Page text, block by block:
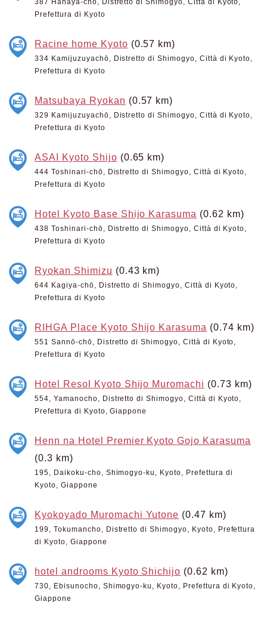
Prefettura di Kyoto
Racine home Kyoto (0.57 km)
334 Kamijuzuyachō, Distretto di Shimogyo, Città di Kyoto,
Prefettura di Kyoto
Matsubaya Ryokan (0.57 km)
329 Kamijuzuyachō, Distretto di Shimogyo, Città di Kyoto,
Prefettura di Kyoto
ASAI Kyoto Shijo (0.65 km)
444 Toshinari-chō, Distretto di Shimogyo, Città di Kyoto,
Prefettura di Kyoto
Hotel Kyoto Base Shijo Karasuma (0.62 km)
438 Toshinari-chō, Distretto di Shimogyo, Città di Kyoto,
Prefettura di Kyoto
Ryokan Shimizu (0.43 km)
644 Kagiya-chō, Distretto di Shimogyo, Città di Kyoto,
Prefettura di Kyoto
RIHGA Place Kyoto Shijo Karasuma (0.74 km)
551 Sannō-chō, Distretto di Shimogyo, Città di Kyoto,
Prefettura di Kyoto
Hotel Resol Kyoto Shijo Muromachi (0.73 km)
554, Yamanocho, Distretto di Shimogyo, Città di Kyoto,
Prefettura di Kyoto, Giappone
Henn na Hotel Premier Kyoto Gojo Karasuma
(0.3 km)
195, Daikoku-cho, Shimogyo-ku, Kyoto, Prefettura di
Kyoto, Giappone
Kyokoyado Muromachi Yutone (0.47 km)
199, Tokumancho, Distretto di Shimogyo, Kyoto, Prefettura
di Kyoto, Giappone
hotel androoms Kyoto Shichijo (0.62 km)
730, Ebisunocho, Shimogyo-ku, Kyoto, Prefettura di Kyoto,
Giappone